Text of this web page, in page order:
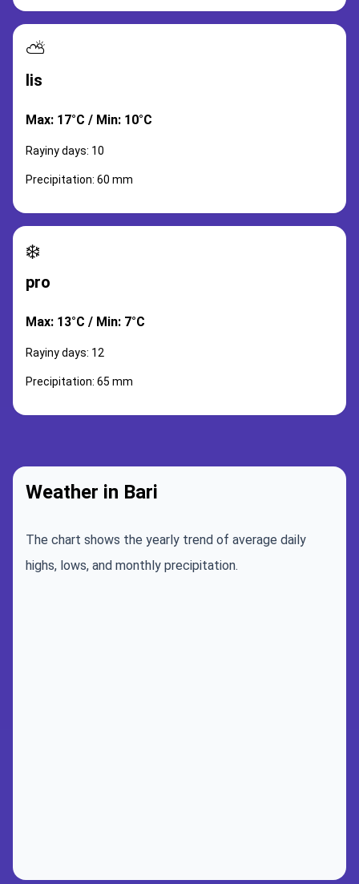
⛅
lis
Max: 17°C / Min: 10°C
Rayiny days: 10
Precipitation: 60 mm
❄️
pro
Max: 13°C / Min: 7°C
Rayiny days: 12
Precipitation: 65 mm
Weather in Bari
The chart shows the yearly trend of average daily
highs, lows, and monthly precipitation.